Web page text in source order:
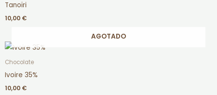
Tanoïri
10,00 €
AGOTADO
Chocolate
Ivoire 35%
10,00 €